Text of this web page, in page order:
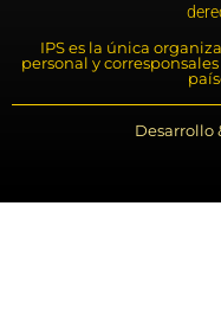
IPS es la única
personal y
Desarrollo